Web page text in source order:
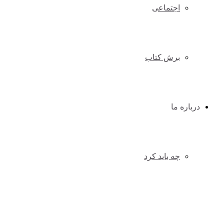
اجتماعی
برش کتاب
درباره ما
چه باید کرد